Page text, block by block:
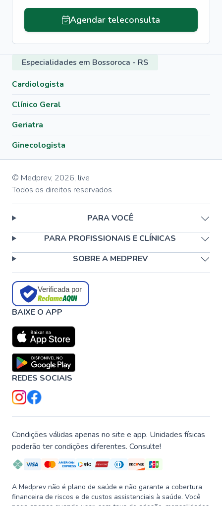
Agendar teleconsulta
Especialidades em Bossoroca - RS
Cardiologista
Clínico Geral
Geriatra
Ginecologista
© Medprev, 2026, live
Todos os direitos reservados
PARA VOCÊ
PARA PROFISSIONAIS E CLÍNICAS
SOBRE A MEDPREV
Verificada por
BAIXE O APP
REDES SOCIAIS
Condições válidas apenas no site e app. Unidades físicas
poderão ter condições diferentes. Consulte!
A Medprev não é plano de saúde e não garante a cobertura
financeira de riscos e de custos assistenciais à saúde. Você